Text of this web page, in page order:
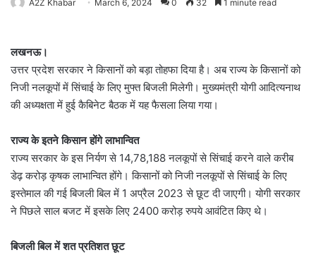
A2Z Khabar March 6, 2024 0 32 1 minute read
लखनऊ।
उत्तर प्रदेश सरकार ने किसानों को बड़ा तोहफा दिया है। अब राज्य के किसानों को
निजी नलकूपों में सिंचाई के लिए मुफ्त बिजली मिलेगी। मुख्यमंत्री योगी आदित्यनाथ
की अध्यक्षता में हुई कैबिनेट बैठक में यह फैसला लिया गया।
राज्य के इतने किसान होंगे लाभान्वित
राज्य सरकार के इस निर्यण से 14,78,188 नलकूपों से सिंचाई करने वाले करीब
डेढ़ करोड़ कृषक लाभान्वित होंगे। किसानों को निजी नलकूपों से सिंचाई के लिए
इस्तेमाल की गई बिजली बिल में 1 अप्रैल 2023 से छूट दी जाएगी। योगी सरकार
ने पिछले साल बजट में इसके लिए 2400 करोड़ रुपये आवंटित किए थे।
बिजली बिल में शत प्रतिशत छूट